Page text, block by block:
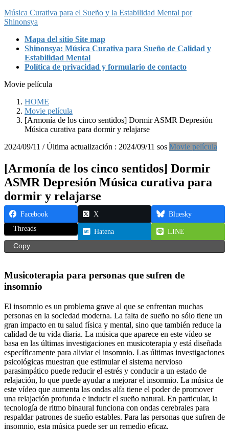
Saltar
al
Saltar
a
navegación
Música Curativa para el Sueño y la Estabilidad Mental por
Shinonsya
Mapa del sitio Site map
Shinonsya: Música Curativa para Sueño de Calidad y
Estabilidad Mental
Política de privacidad y formulario de contacto
Movie película
HOME
Movie película
[Armonía de los cinco sentidos] Dormir ASMR Depresión
Música curativa para dormir y relajarse
2024/09/11 / Última actualización : 2024/09/11 sos Movie película
[Armonía de los cinco sentidos] Dormir
ASMR Depresión Música curativa para
dormir y relajarse
Facebook X
Bluesky
Threads
Hatena
LINE
Copy
Musicoterapia para personas que sufren de
insomnio
El insomnio es un problema grave al que se enfrentan muchas
personas en la sociedad moderna. La falta de sueño no sólo tiene un
gran impacto en tu salud física y mental, sino que también reduce la
calidad de tu vida diaria. La música que aparece en este vídeo se
basa en las últimas investigaciones en musicoterapia y está diseñada
específicamente para aliviar el insomnio. Las últimas investigaciones
psicológicas muestran que estimular el sistema nervioso
parasimpático puede reducir el estrés y conducir a un estado de
relajación, lo que puede ayudar a mejorar el insomnio. La música de
este vídeo que aumenta las ondas alfa tiene el poder de promover
una relajación profunda e inducir el sueño natural. En particular, la
tecnología de ritmo binaural funciona con ondas cerebrales para
respaldar patrones de sueño estables. Para las personas que sufren de
insomnio, esta música puede ser un remedio eficaz.